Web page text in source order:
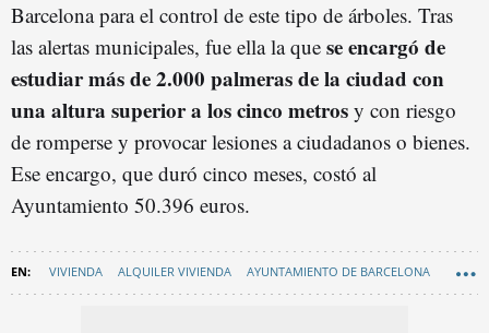
Barcelona para el control de este tipo de árboles. Tras
las alertas municipales, fue ella la que se encargó de
estudiar más de 2.000 palmeras de la ciudad con
una altura superior a los cinco metros y con riesgo
de romperse y provocar lesiones a ciudadanos o bienes.
Ese encargo, que duró cinco meses, costó al
Ayuntamiento 50.396 euros.
VIVIENDA ALQUILER VIVIENDA AYUNTAMIENTO DE BARCELONA